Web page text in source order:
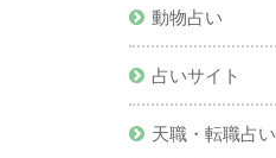
動物占い
占いサイト
天職・転職占い